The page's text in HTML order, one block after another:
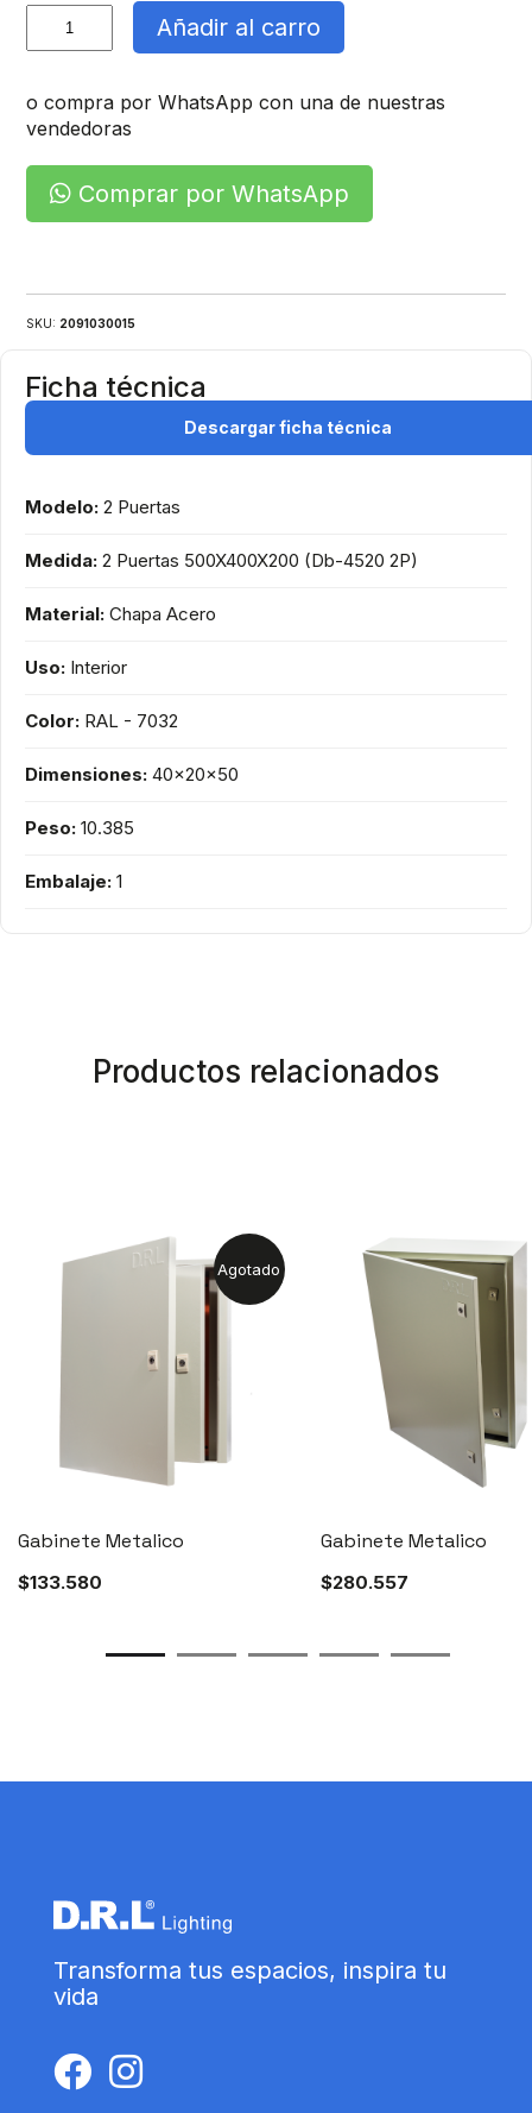
Gabinete
Añadir al carro
o compra por WhatsApp con una de nuestras
vendedoras
Comprar por WhatsApp
SKU: 2091030015
Ficha técnica
Descargar ficha técnica
Modelo: 2 Puertas
Medida: 2 Puertas 500X400X200 (Db-4520 2P)
Material: Chapa Acero
Uso: Interior
Color: RAL - 7032
Dimensiones: 40x20x50
Peso: 10.385
Embalaje: 1
Productos relacionados
Agotado
Gabinete Metalico
$133.580
Gabinete Metalico
$280.557
Transforma tus espacios, inspira tu
vida